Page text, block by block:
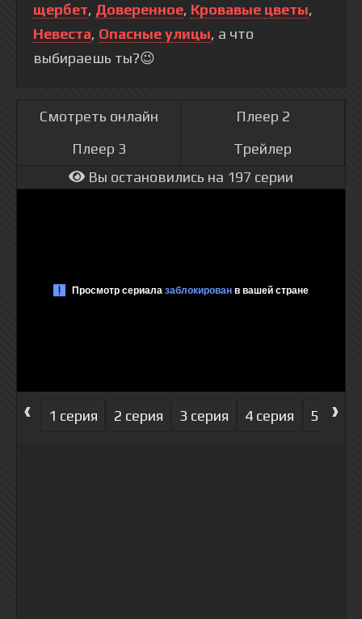
щербет, Доверенное, Кровавые цветы,
Невеста, Опасные улицы, а что
выбираешь ты?😉
Смотреть онлайн
Плеер 2
Плеер 3
Трейлер
Вы остановились на 197 серии
‹ 1 серия 2 серия 3 серия 4 серия 5 серия
›